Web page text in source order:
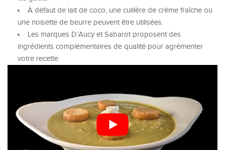
À défaut de lait de coco, une cuillère de crème fraîche ou
une noisette de beurre peuvent être utilisées.
Les marques D’Aucy et Sabarot proposent des
ingrédients complémentaires de qualité pour agrémenter
votre recette.